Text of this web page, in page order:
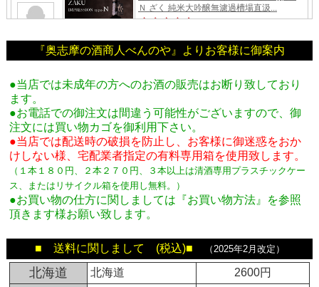
『奥志摩の酒商人べんのや』よりお客様に御案内
●当店では未成年の方へのお酒の販売はお断り致しており
ます。
●お電話での御注文は間違う可能性がございますので、御
注文には買い物カゴを御利用下さい。
●当店では配送時の破損を防止し、お客様に御迷惑をおか
けしない様、宅配業者指定の有料専用箱を使用致します。
（１本１８０円、２本２７０円、３本以上は清酒専用プラスチックケー
ス、またはリサイクル箱を使用し無料。
）
●お買い物の仕方に関しましては『お買い物方法』を参照
頂きます様お願い致します。
■ 送料に関しまして (税込)■ （2025年2月改定）
北海道 北海道 2600円